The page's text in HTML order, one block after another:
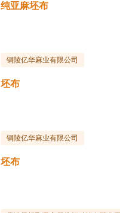
纯亚麻坯布
铜陵亿华麻业有限公司
坯布
铜陵亿华麻业有限公司
坯布